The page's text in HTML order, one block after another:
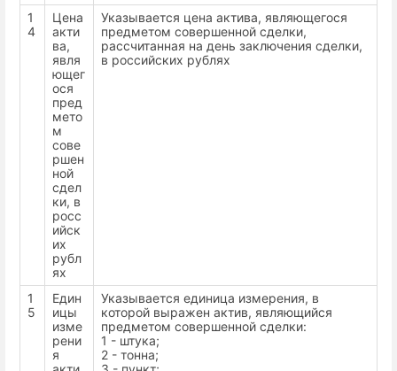
1
4
Цена
акти
ва,
явля
ющег
ося
пред
мето
м
сове
ршен
ной
сдел
ки, в
росс
ийск
их
рубл
ях
Указывается цена актива, являющегося
предметом совершенной сделки,
рассчитанная на день заключения сделки,
в российских рублях
1
5
Един
ицы
изме
рени
я
Указывается единица измерения, в
которой выражен актив, являющийся
предметом совершенной сделки:
1 - штука;
2 - тонна;